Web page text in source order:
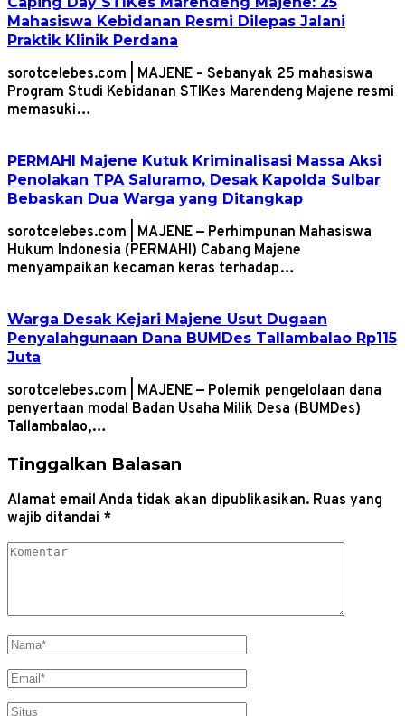
Mahasiswa Kebidanan Resmi Dilepas Jalani
Praktik Klinik Perdana
sorotcelebes.com | MAJENE – Sebanyak 25 mahasiswa
Program Studi Kebidanan STIKes Marendeng Majene resmi
memasuki…
PERMAHI Majene Kutuk Kriminalisasi Massa Aksi
Penolakan TPA Saluramo, Desak Kapolda Sulbar
Bebaskan Dua Warga yang Ditangkap
sorotcelebes.com | MAJENE — Perhimpunan Mahasiswa
Hukum Indonesia (PERMAHI) Cabang Majene
menyampaikan kecaman keras terhadap…
Warga Desak Kejari Majene Usut Dugaan
Penyalahgunaan Dana BUMDes Tallambalao Rp115
Juta
sorotcelebes.com | MAJENE — Polemik pengelolaan dana
penyertaan modal Badan Usaha Milik Desa (BUMDes)
Tallambalao,…
Tinggalkan Balasan
Alamat email Anda tidak akan dipublikasikan. Ruas yang
wajib ditandai *